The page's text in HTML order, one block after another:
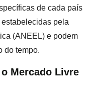
de cada país
pela
(ANEEL) e podem
do tempo.
Mercado Livre